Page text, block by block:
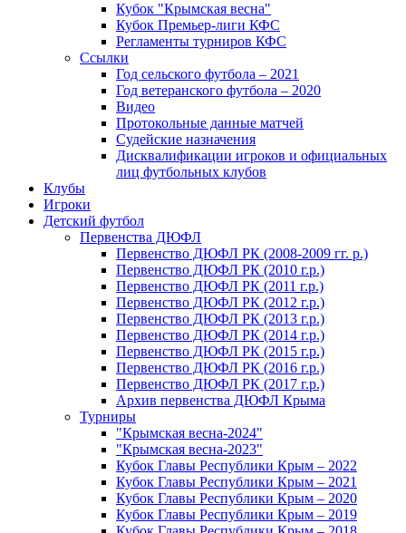
Кубок "Крымская весна"
Кубок Премьер-лиги КФС
Регламенты турниров КФС
Ссылки
Год сельского футбола – 2021
Год ветеранского футбола – 2020
Видео
Протокольные данные матчей
Судейские назначения
Дисквалификации игроков и официальных
лиц футбольных клубов
Клубы
Игроки
Детский футбол
Первенства ДЮФЛ
Первенство ДЮФЛ РК (2008-2009 гг. р.)
Первенство ДЮФЛ РК (2010 г.р.)
Первенство ДЮФЛ РК (2011 г.р.)
Первенство ДЮФЛ РК (2012 г.р.)
Первенство ДЮФЛ РК (2013 г.р.)
Первенство ДЮФЛ РК (2014 г.р.)
Первенство ДЮФЛ РК (2015 г.р.)
Первенство ДЮФЛ РК (2016 г.р.)
Первенство ДЮФЛ РК (2017 г.р.)
Архив первенства ДЮФЛ Крыма
Турниры
"Крымская весна-2024"
"Крымская весна-2023"
Кубок Главы Республики Крым – 2022
Кубок Главы Республики Крым – 2021
Кубок Главы Республики Крым – 2020
Кубок Главы Республики Крым – 2019